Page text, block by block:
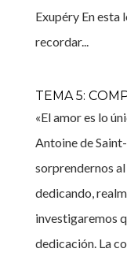
Exupéry En esta
recordar...
TEMA 5:
«El amor es lo
Antoine de
sorprendernos
dedicando,
investigaremos
dedicación. La